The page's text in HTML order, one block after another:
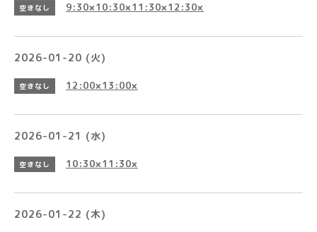
空きなし 9:30×10:30×11:30×12:30×
2026-01-20 (火)
空きなし 12:00×13:00×
2026-01-21 (水)
空きなし 10:30×11:30×
2026-01-22 (木)